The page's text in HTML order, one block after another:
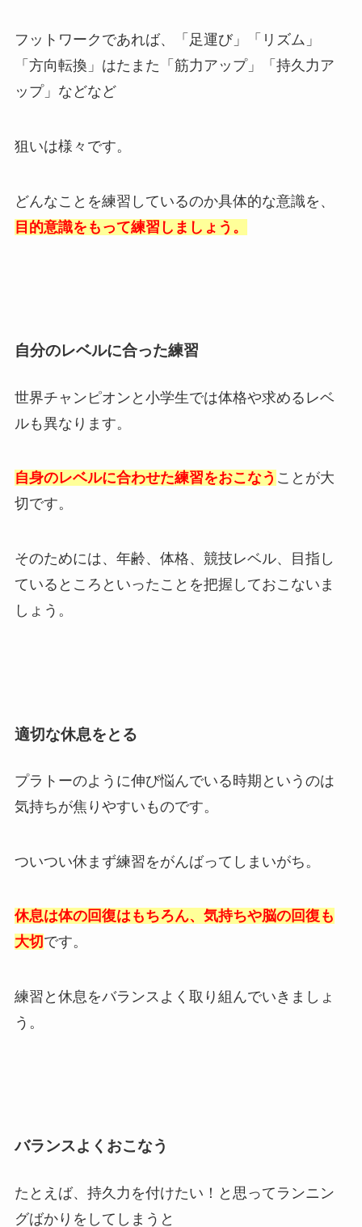
フットワークであれば、「足運び」「リズム」
「方向転換」はたまた「筋力アップ」「持久力ア
ップ」などなど
狙いは様々です。
どんなことを練習しているのか具体的な意識を、
目的意識をもって練習しましょう。
自分のレベルに合った練習
世界チャンピオンと小学生では体格や求めるレベ
ルも異なります。
自身のレベルに合わせた練習をおこなう ことが大
切です。
そのためには、年齢、体格、競技レベル、目指し
ているところといったことを把握しておこないま
しょう。
適切な休息をとる
プラトーのように伸び悩んでいる時期というのは
気持ちが焦りやすいものです。
ついつい休まず練習をがんばってしまいがち。
休息は体の回復はもちろん、気持ちや脳の回復も
大切 です。
練習と休息をバランスよく取り組んでいきましょ
う。
バランスよくおこなう
たとえば、持久力を付けたい！と思ってランニン
グばかりをしてしまうと